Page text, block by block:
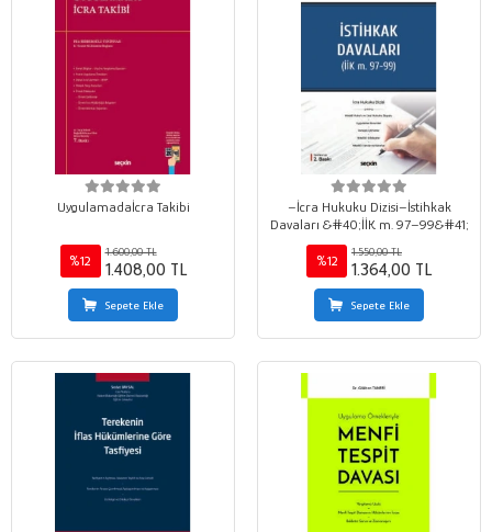
Uygulamadaİcra Takibi
%12
1.600,00 TL
1.408,00 TL
Sepete Ekle
–İcra Hukuku Dizisi–İstihkak
Davaları &#40;İİK m. 97–99&#41;
%12
1.550,00 TL
1.364,00 TL
Sepete Ekle